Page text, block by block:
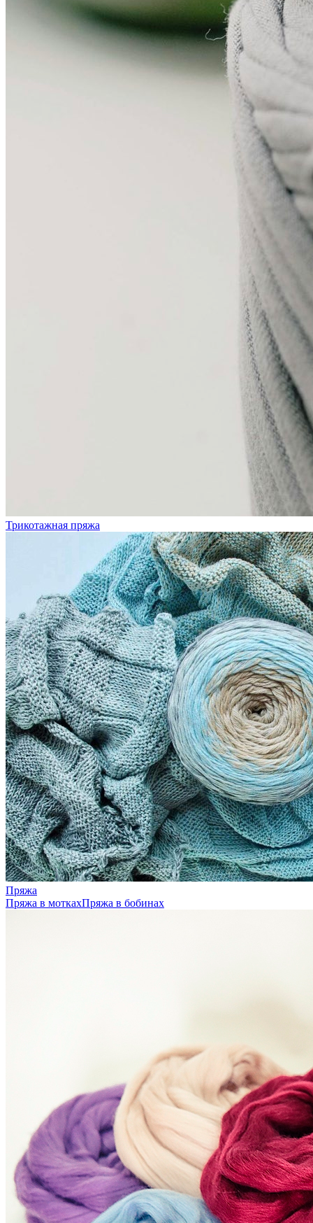
Трикотажная пряжа
Пряжа
Пряжа в моткахПряжа в бобинах